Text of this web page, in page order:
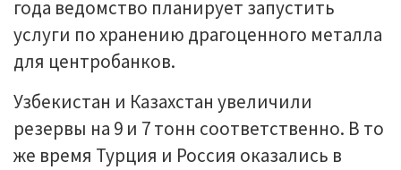
года ведомство планирует запустить
услуги по хранению драгоценного металла
для центробанков.
Узбекистан и Казахстан увеличили
резервы на 9 и 7 тонн соответственно. В то
же время Турция и Россия оказались в